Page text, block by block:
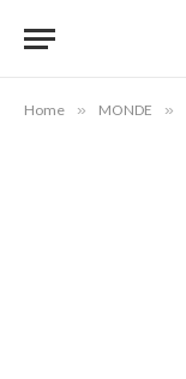
Home » MONDE »